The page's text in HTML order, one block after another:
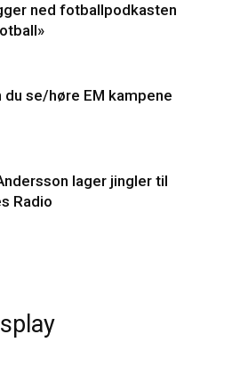
ned fotballpodkasten
du se/høre EM kampene
lager jingler til
Radio